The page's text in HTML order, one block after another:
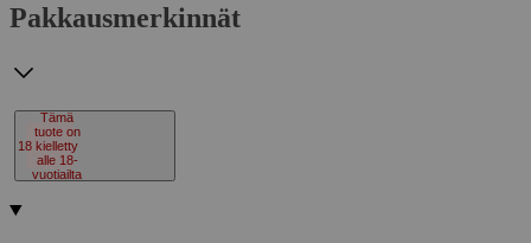
Pakkausmerkinnät
18
Tämä
tuote on
kielletty
alle 18-
vuotiailta